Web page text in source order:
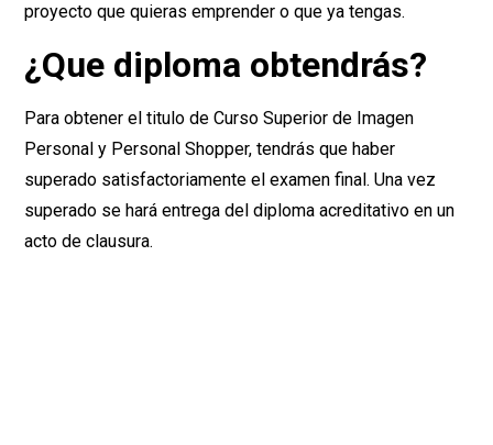
proyecto que quieras emprender o que ya tengas.
¿Que diploma obtendrás?
Para obtener el titulo de Curso Superior de Imagen
Personal y Personal Shopper, tendrás que haber
superado satisfactoriamente el examen final. Una vez
superado se hará entrega del diploma acreditativo en un
acto de clausura.